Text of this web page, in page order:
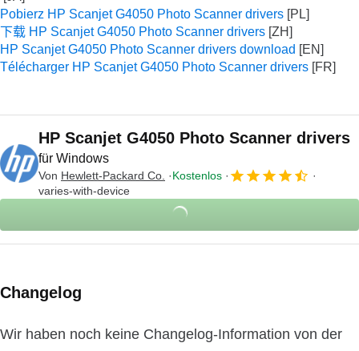
Pobierz HP Scanjet G4050 Photo Scanner drivers
下载 HP Scanjet G4050 Photo Scanner drivers
HP Scanjet G4050 Photo Scanner drivers download
Télécharger HP Scanjet G4050 Photo Scanner drivers
HP Scanjet G4050 Photo Scanner drivers
für Windows
Von Hewlett-Packard Co.
Kostenlos
varies-with-device
Changelog
Wir haben noch keine Changelog-Information von der